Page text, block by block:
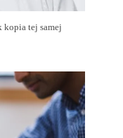
kopia tej samej